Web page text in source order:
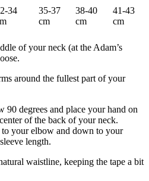
34
35-37
cm
38-40
cm
41-43
cm
of your neck (at the Adam’s
around the fullest part of your
90 degrees and place your hand on
of the back of your neck.
to your elbow and down to your
length.
waistline, keeping the tape a bit